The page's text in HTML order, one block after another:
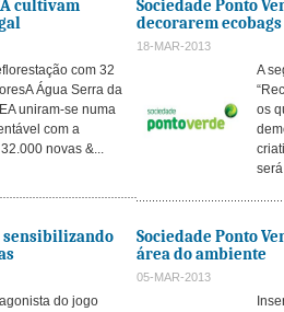
cultivam
com 32
Água Serra da
uniram-se numa
com a
novas &...
Sociedade Ponto
decorarem ecobags
18-MAR-2013
A
os
sensibilizando
do jogo
Sociedade Ponto
área do ambiente
05-MAR-2013